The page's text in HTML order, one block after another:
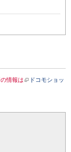
情報は
ドコモショッ